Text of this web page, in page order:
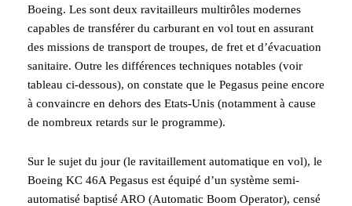
Boeing. Les sont deux ravitailleurs multirôles modernes
capables de transférer du carburant en vol tout en assurant
des missions de transport de troupes, de fret et d’évacuation
sanitaire. Outre les différences techniques notables (voir
tableau ci-dessous), on constate que le Pegasus peine encore
à convaincre en dehors des Etats-Unis (notamment à cause
de nombreux retards sur le programme).
Sur le sujet du jour (le ravitaillement automatique en vol), le
Boeing KC 46A Pegasus est équipé d’un système semi-
automatisé baptisé ARO (Automatic Boom Operator), censé